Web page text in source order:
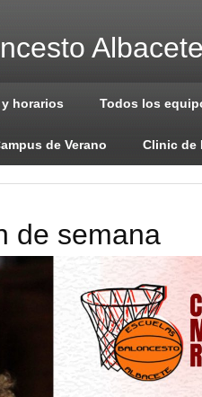
horarios Todos los
de Verano Clinic de
de semana